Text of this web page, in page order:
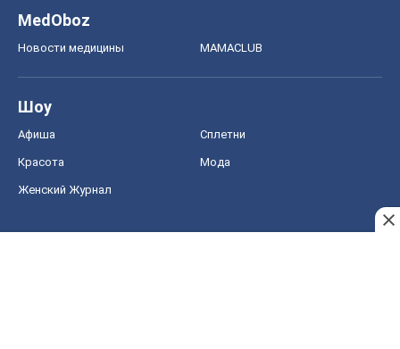
MedOboz
Новости медицины MAMACLUB
Шоу
Афиша Сплетни
Красота Мода
Женский Журнал